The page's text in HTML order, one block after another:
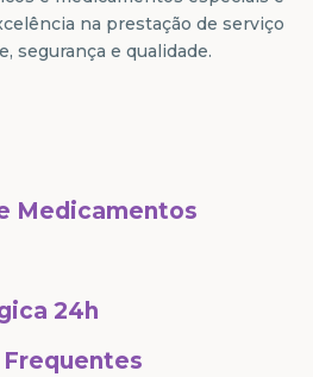
na prestação de serviço
segurança e qualidade.
Medicamentos
24h
Frequentes